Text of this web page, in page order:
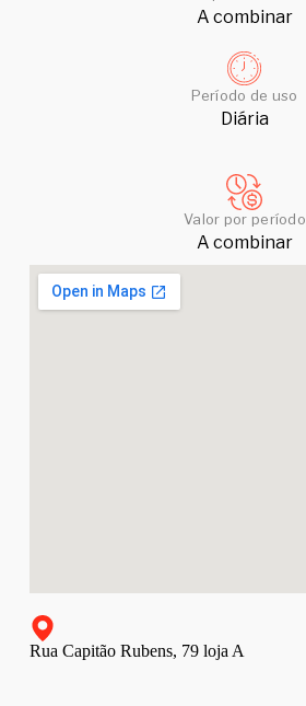
A combinar
Período de uso
Diária
Valor por período
A combinar
Rua Capitão Rubens, 79 loja A